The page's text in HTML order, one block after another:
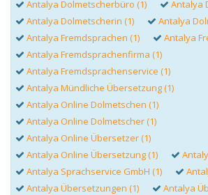
Antalya Dolmetscherbüro (1)
Antalya
Antalya Dolmetscherin (1)
Antalya
Antalya Fremdsprachen (1)
Antalya
Antalya Fremdsprachenfirma (1)
Antalya Fremdsprachenservice (1)
Antalya Mündliche Übersetzung (1)
Antalya Online Dolmetschen (1)
Antalya Online Dolmetscher (1)
Antalya Online Übersetzer (1)
Antalya Online Übersetzung (1)
Antalya Sprachservice GmbH (1)
Antalya Übersetzungen (1)
Antalya